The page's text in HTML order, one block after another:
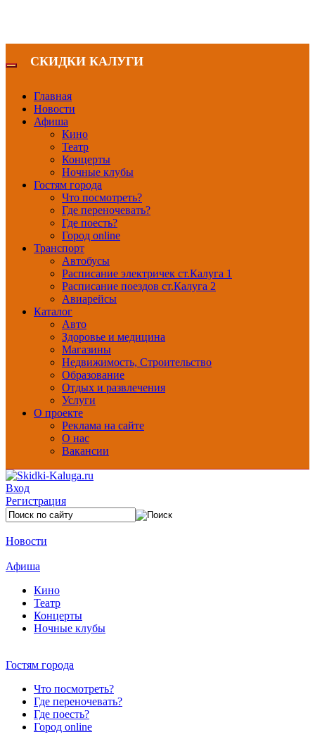
СКИДКИ КАЛУГИ
Главная
Новости
Афиша
Кино
Театр
Концерты
Ночные клубы
Гостям города
Что посмотреть?
Где переночевать?
Где поесть?
Город online
Транспорт
Автобусы
Расписание электричек ст.Калуга 1
Расписание поездов ст.Калуга 2
Авиарейсы
Каталог
Авто
Здоровье и медицина
Магазины
Недвижимость, Строительство
Образование
Отдых и развлечения
Услуги
О проекте
Реклама на сайте
О нас
Вакансии
Вход
Регистрация
Новости
Афиша
Кино
Театр
Концерты
Ночные клубы
Гостям города
Что посмотреть?
Где переночевать?
Где поесть?
Город online